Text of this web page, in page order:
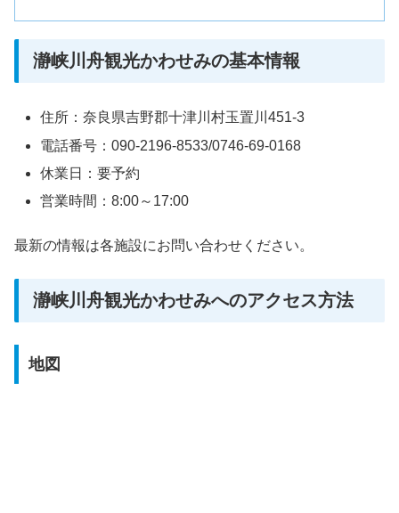
瀞峡川舟観光かわせみの基本情報
住所：奈良県吉野郡十津川村玉置川451-3
電話番号：090-2196-8533/0746-69-0168
休業日：要予約
営業時間：8:00～17:00
最新の情報は各施設にお問い合わせください。
瀞峡川舟観光かわせみへのアクセス方法
地図